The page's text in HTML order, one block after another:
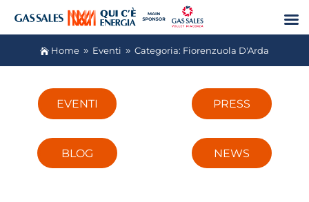
 Home 9 Eventi 9 Categoria: Fiorenzuola D'Arda
EVENTI
BLOG
PRESS
NEWS